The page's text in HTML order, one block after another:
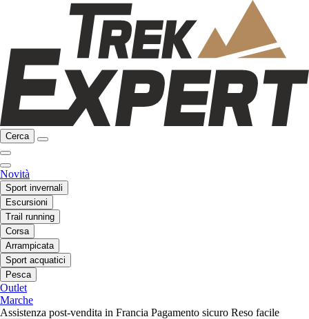
Cerca
Novità
Sport invernali
Escursioni
Trail running
Corsa
Arrampicata
Sport acquatici
Pesca
Outlet
Marche
Assistenza post-vendita in Francia Pagamento sicuro Reso facile